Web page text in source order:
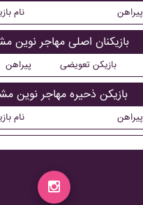
نام پیراهن
بازیکنان اصلی مهاجر نوين
پیراهن بازیکن تعویضی
بازیکن ذحیره مهاجر نوين
نام پیراهن